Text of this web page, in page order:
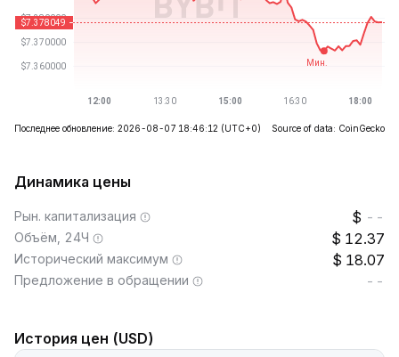
Последнее обновление: 2026-08-07 18:46:12 (UTC+0) Source of data: CoinGecko
Динамика цены
Рын. капитализация --
Объём, 24Ч 12.37
Исторический максимум 18.07
Предложение в обращении --
История цен (USD)